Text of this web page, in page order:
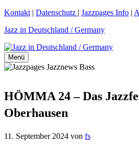
Zum
springen
Kontakt | Datenschutz | Jazzpages Info |
Jazz in Deutschland / Germany
Menü
HÖMMA 24 – Das
Oberhausen
11. September 2024 von fs